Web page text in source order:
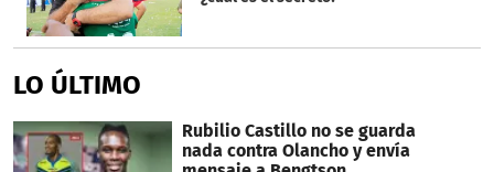
LO ÚLTIMO
Rubilio Castillo no se guarda
nada contra Olancho y envía